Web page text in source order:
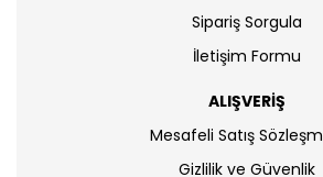
Sipariş Sorgula
İletişim Formu
ALIŞVERİŞ
Mesafeli Satış
Gizlilik ve Güvenlik